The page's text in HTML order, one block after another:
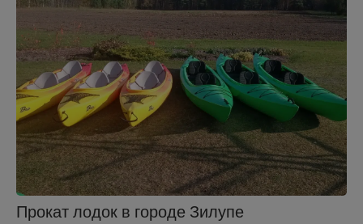
Прокат лодок в городе Зилупе